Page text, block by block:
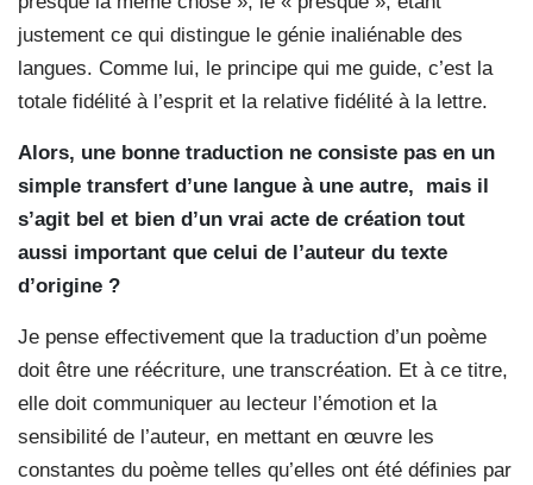
justement ce qui distingue le génie inaliénable des
langues. Comme lui, le principe qui me guide, c’est la
totale fidélité à l’esprit et la relative fidélité à la lettre.
Alors, une bonne traduction ne consiste pas en un
simple transfert d’une langue à une autre, mais il
s’agit bel et bien d’un vrai acte de création tout
aussi important que celui de l’auteur du texte
d’origine ?
Je pense effectivement que la traduction d’un poème
doit être une réécriture, une transcréation. Et à ce titre,
elle doit communiquer au lecteur l’émotion et la
sensibilité de l’auteur, en mettant en œuvre les
constantes du poème telles qu’elles ont été définies par